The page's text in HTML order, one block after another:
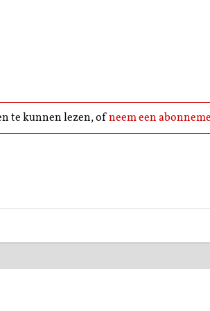
te kunnen lezen, ofneem een